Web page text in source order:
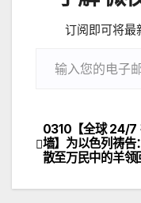
订阅即可将最
文
章
0310【全球 24/7
墙】为以色列祷告
散至万民中的羊领